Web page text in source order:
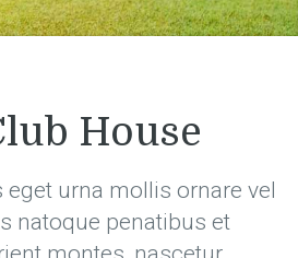
House
urna mollis ornare vel
natoque penatibus et